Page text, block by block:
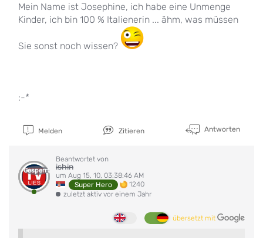
Mein Name ist Josephine, ich habe eine Unmenge
Kinder, ich bin 100 % Italienerin ... ähm, was müssen
Sie sonst noch wissen?
:-*
Melden Zitieren Antworten
Gesperrt
Beantwortet von
ishin
um Aug 15, 10, 03:38:46 AM
Super Hero
1240
zuletzt aktiv vor einem Jahr
übersetzt mit